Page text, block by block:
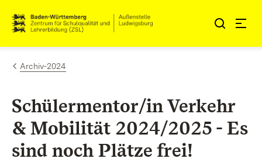
Zum Inhalt springen
Link zur Startseite
Archiv-2024
Schülermentor/in Verkehr
& Mobilität 2024/2025 - Es
sind noch Plätze frei!